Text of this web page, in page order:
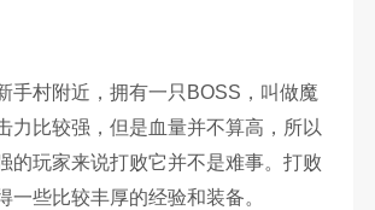
手村附近，拥有一只BOSS，叫做魔
力比较强，但是血量并不算高，所以
的玩家来说打败它并不是难事。打败
一些比较丰厚的经验和装备。